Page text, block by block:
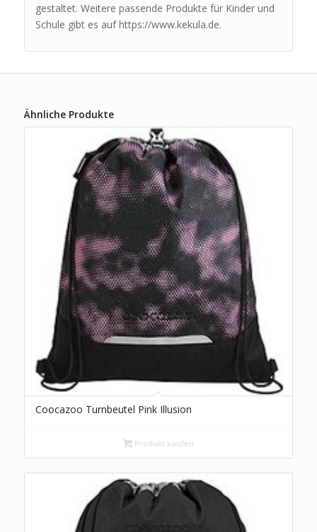
gestaltet. Weitere passende Produkte für Kinder und
Schule gibt es auf https://www.kekula.de.
Ähnliche Produkte
Coocazoo Turnbeutel Pink Illusion
Produkt kaufen